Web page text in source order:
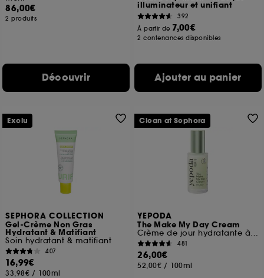
86,00€
2 produits
Découvrir
illuminateur et unifiant
392
À partir de 7,00€
2 contenances disponibles
Ajouter au panier
SEPHORA COLLECTION
Gel-Crème Non Gras
Hydratant & Matifiant
Soin hydratant & matifiant
407
16,99€
33,98€ / 100ml
Exclu
YEPODA
The Make My Day Cream
Crème de jour hydratante à la Centella Asiatica
481
26,00€
52,00€ / 100ml
Clean at Sephora